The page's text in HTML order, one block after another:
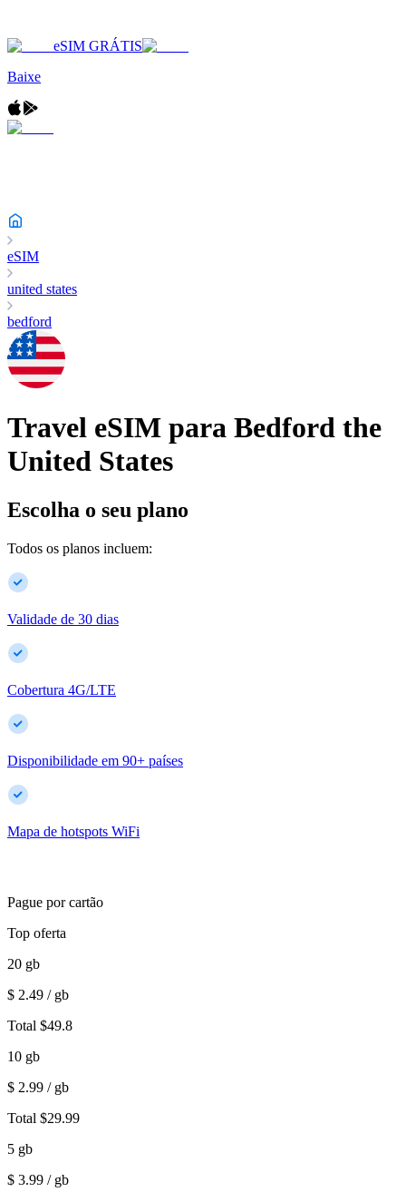
eSIM GRÁTIS
Baixe
eSIM
united states
bedford
Travel eSIM para Bedford the
United States
Escolha o seu plano
Todos os planos incluem:
Validade de 30 dias
Cobertura 4G/LTE
Disponibilidade em 90+ países
Mapa de hotspots WiFi
Pague por cartão
Top oferta
20 gb
$ 2.49 / gb
Total $49.8
10 gb
$ 2.99 / gb
Total $29.99
5 gb
$ 3.99 / gb